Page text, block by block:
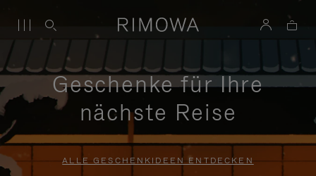
Geschenke für Ihre
nächste Reise
ALLE GESCHENKIDEEN ENTDECKEN